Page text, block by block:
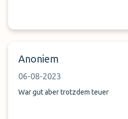
Anoniem
06-08-2023
War gut aber trotzdem teuer